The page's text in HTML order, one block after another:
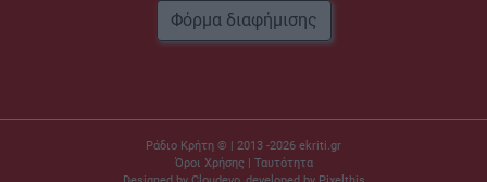
Φόρμα διαφήμισης
Ράδιο Κρήτη © | 2013 -2026 ekriti.gr
Όροι Χρήσης
Ταυτότητα